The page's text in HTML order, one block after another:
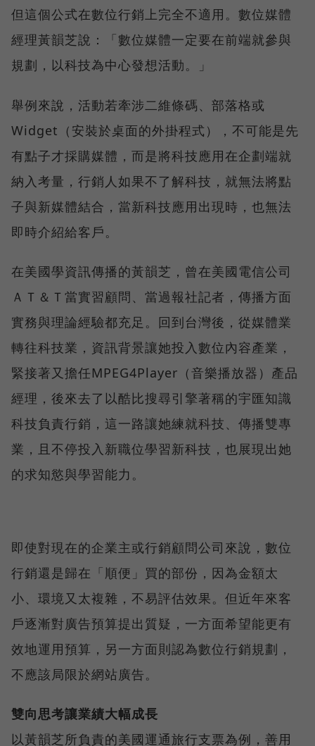
但這個公式在數位行銷上完全不適用。數位媒體
經理黃韻芝說：「數位媒體一定要在前端就參與
規劃，以科技為中心發想活動。」
舉例來說，活動若牽涉二維條碼、部落格或
Widget（安裝於桌面的外掛程式），不可能是先
有點子才採購媒體，而是將科技應用在企劃端就
納入考量，行銷人如果不了解科技，就無法將點
子與新媒體結合，當新科技應用出現時，也無法
即時介紹給客戶。
在美國學資訊傳播的黃韻芝，曾在美國電信公司
ＡＴ＆Ｔ當實習顧問、當過報社記者，傳播方面
實務與理論經驗都充足。回到台灣後，從媒體業
轉往科技業，資訊背景讓她投入數位內容產業，
緊接著又擔任MPEG4Player（音樂播放器）產品
經理，後來去了以酷比搜尋引擎著稱的宇匯知識
科技負責行銷，這一路讓她練就科技、傳播雙專
業，且不停投入新職位學習新科技，也展現出她
的求知慾與學習能力。
即使對現在的企業主或行銷顧問公司來說，數位
行銷還是歸在「順便」買的部份，因為金額太
小、環境又太複雜，不易評估效果。但近年來客
戶逐漸對廣告預算提出質疑，一方面希望能更有
效地運用預算，另一方面則認為數位行銷規劃，
不應該局限於網站廣告。
雙向思考讓業績大幅成長
以黃韻芝所負責的美國運通旅行支票為例，善用